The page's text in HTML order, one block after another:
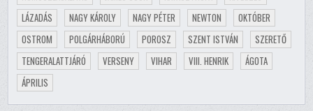
LÁZADÁS
NAGY KÁROLY NAGY PÉTER NEWTON
OKTÓBER
OSTROM
POLGÁRHÁBORÚ POROSZ SZENT ISTVÁN
SZERETŐ
TENGERALATTJÁRÓ
VERSENY VIHAR VIII. HENRIK
ÁGOTA
ÁPRILIS